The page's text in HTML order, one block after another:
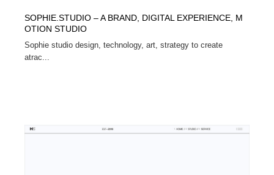
SOPHIE.STUDIO – A BRAND, DIGITAL EXPERIENCE, M
OTION STUDIO
Sophie studio design, technology, art, strategy to create
atrac...